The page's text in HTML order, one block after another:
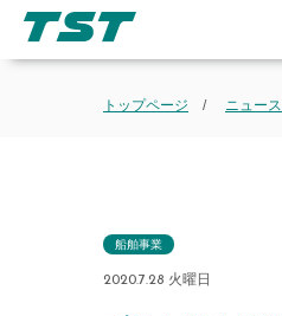
トップページ ニュース
船舶事業
2020.7.28 火曜日